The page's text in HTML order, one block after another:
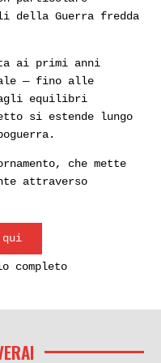
del ’77
Autonomia operaia, il
Prima linea e altre
armate di
sinistra
della lotta
Prima linea si
Prima linea e altre
della Guerra fredda
ai primi anni
— fino alle
agli equilibri
si estende lungo
che mette
attraverso
completo